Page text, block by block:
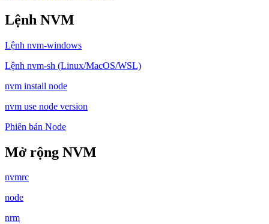
Lệnh NVM
Lệnh nvm-windows
Lệnh nvm-sh (Linux/MacOS/WSL)
nvm install node
nvm use node version
Phiên bản Node
Mở rộng NVM
nvmrc
node
nrm